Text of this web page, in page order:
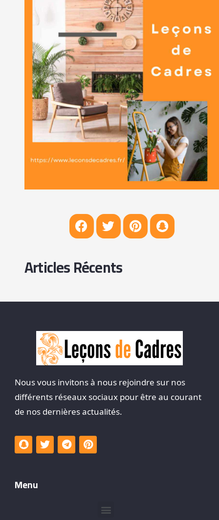
Articles Récents
Nous vous invitons à nous rejoindre sur nos
différents réseaux sociaux pour être au courant
de nos dernières actualités.
Menu